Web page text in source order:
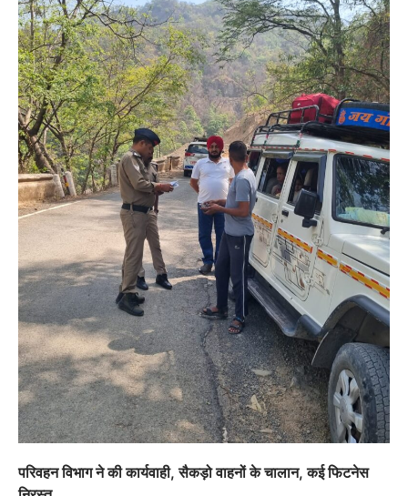
परिवहन विभाग ने की कार्यवाही, सैकड़ो वाहनों के चालान, कई फिटनेस